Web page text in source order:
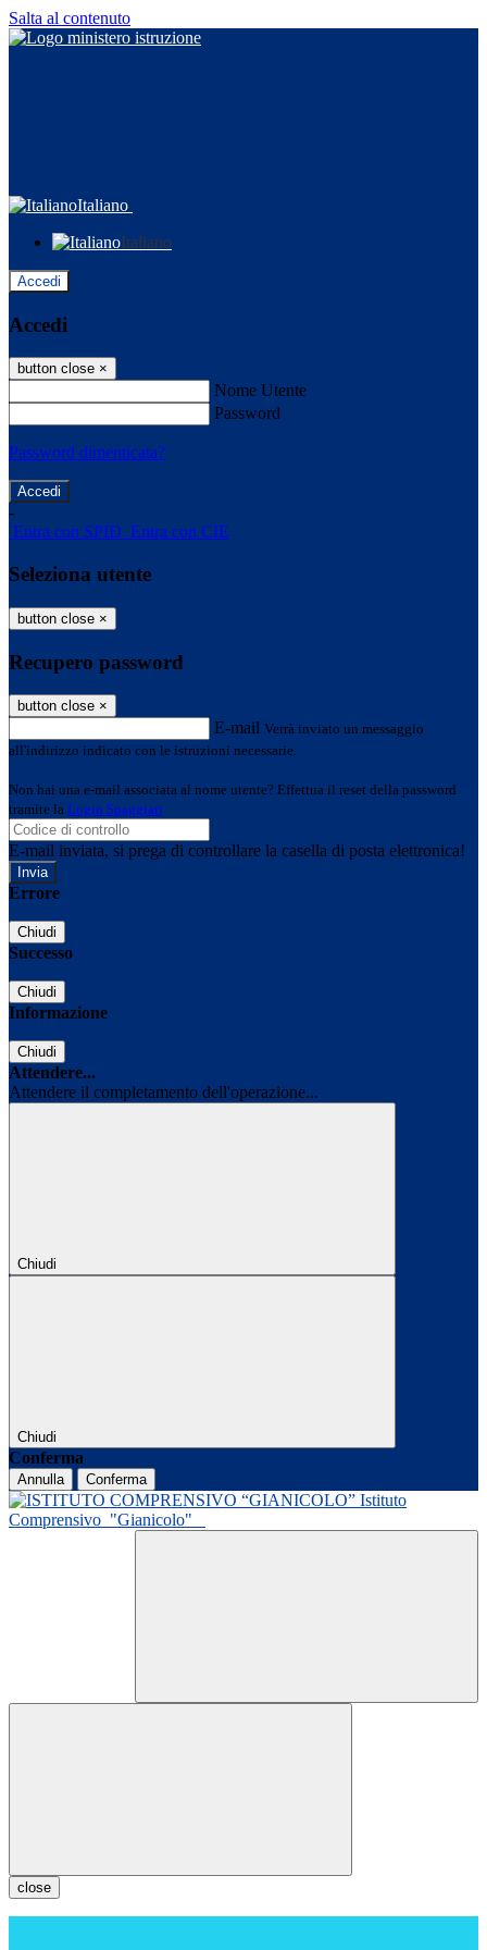
Salta al contenuto
Italiano
Italiano
Accedi
Accedi
button close ×
Nome Utente
Password
Password dimenticata?
-
Entra con SPID Entra con CIE
Seleziona utente
button close ×
Recupero password
button close ×
E-mail Verrà inviato un messaggio
all'indirizzo indicato con le istruzioni necessarie.
Non hai una e-mail associata al nome utente? Effettua il reset della password
tramite la Login Spaggiari
E-mail inviata, si prega di controllare la casella di posta elettronica!
Errore
Chiudi
Successo
Chiudi
Informazione
Chiudi
Attendere...
Attendere il completamento dell'operazione...
Chiudi
Chiudi
Conferma
Annulla Conferma
Istituto
Comprensivo "Gianicolo"
close